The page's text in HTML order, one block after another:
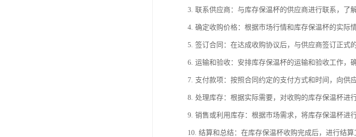
3. 联系供应商：与库存保温杯的供应商进行联系，了
4. 确定收购价格：根据市场行情和库存保温杯的实际
5. 签订合同：在达成收购协议后，与供应商签订正式
6. 运输和验收：安排库存保温杯的运输和验收工作，
7. 支付款项：按照合同约定的支付方式和时间，向供
8. 处理库存：根据实际需要，对收购的库存保温杯进
9. 销售或利用库存：根据市场需求，将库存保温杯进
10. 结算和总结：在库存保温杯收购完成后，进行结